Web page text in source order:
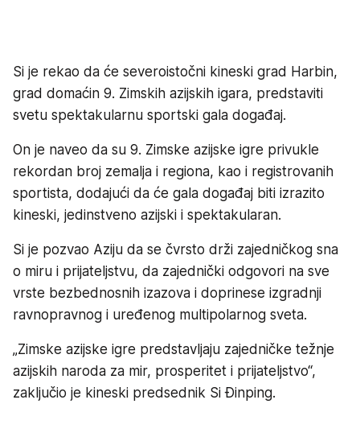
Si je rekao da će severoistočni kineski grad Harbin,
grad domaćin 9. Zimskih azijskih igara, predstaviti
svetu spektakularnu sportski gala događaj.
On je naveo da su 9. Zimske azijske igre privukle
rekordan broj zemalja i regiona, kao i registrovanih
sportista, dodajući da će gala događaj biti izrazito
kineski, jedinstveno azijski i spektakularan.
Si je pozvao Aziju da se čvrsto drži zajedničkog sna
o miru i prijateljstvu, da zajednički odgovori na sve
vrste bezbednosnih izazova i doprinese izgradnji
ravnopravnog i uređenog multipolarnog sveta.
„Zimske azijske igre predstavljaju zajedničke težnje
azijskih naroda za mir, prosperitet i prijateljstvo“,
zaključio je kineski predsednik Si Đinping.